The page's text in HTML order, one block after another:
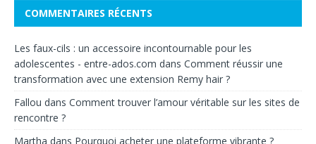
COMMENTAIRES RÉCENTS
Les faux-cils : un accessoire incontournable pour les
adolescentes - entre-ados.com dans Comment réussir une
transformation avec une extension Remy hair ?
Fallou dans Comment trouver l’amour véritable sur les sites de
rencontre ?
Martha dans Pourquoi acheter une plateforme vibrante ?